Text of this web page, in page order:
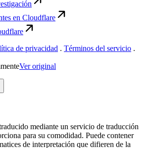
en Cloudflare
de privacidad . Términos del servicio .
Ver original
mediante un servicio de traducción
para su comodidad. Puede contener
de interpretación que difieren de la